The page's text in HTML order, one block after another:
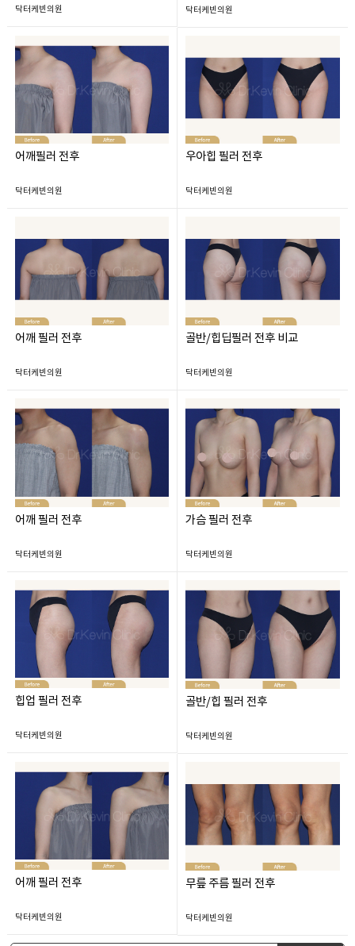
닥터케빈의원 닥터케빈의원
어깨필러 전후
닥터케빈의원
우아힙 필러 전후
닥터케빈의원
어깨 필러 전후
닥터케빈의원
골반/힙딥필러 전후 비교
닥터케빈의원
어깨 필러 전후
닥터케빈의원
가슴 필러 전후
닥터케빈의원
힙업 필러 전후
닥터케빈의원
골반/힙 필러 전후
닥터케빈의원
어깨 필러 전후
닥터케빈의원
무릎 주름 필러 전후
닥터케빈의원